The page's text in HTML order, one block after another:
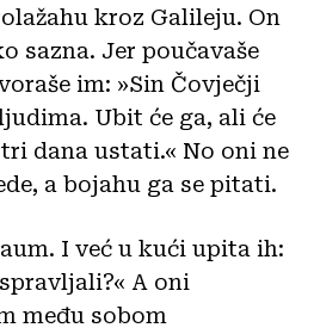
kroz Galileju. On
sazna. Jer poučavaše
im: »Sin Čovječji
Ubit će ga, ali će
dana ustati.« No oni ne
a bojahu ga se pitati.
I već u kući upita ih:
A oni
među sobom